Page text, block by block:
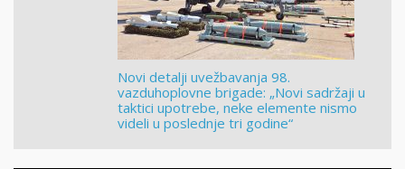
Novi detalji uvežbavanja 98.
vazduhoplovne brigade: „Novi sadržaji u
taktici upotrebe, neke elemente nismo
videli u poslednje tri godine“